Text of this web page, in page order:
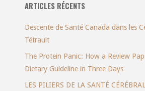
ARTICLES RÉCENTS
Descente de Santé Canada dans les
Tétrault
The Protein Panic: How a Review
Dietary Guideline in Three Days
LES PILIERS DE LA SANTÉ